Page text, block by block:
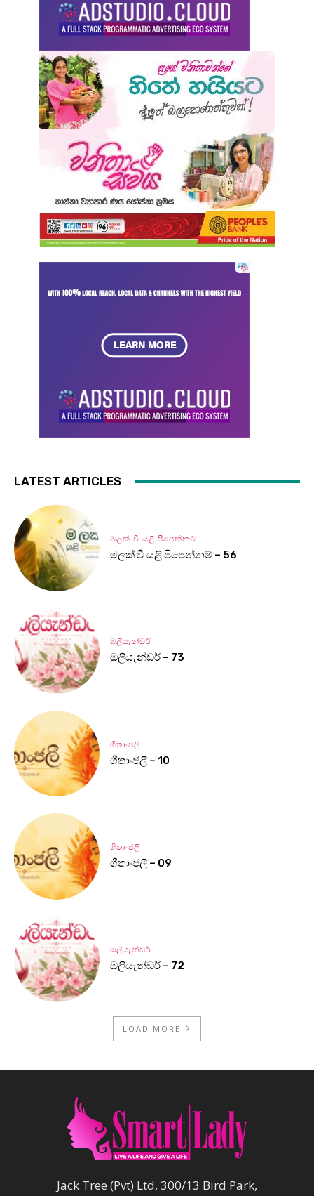
LATEST ARTICLES
මලක් වී යළි පිපෙන්නම්
මලක් වී යළි පිපෙන්නම් – 56
ඔලියැන්ඩර්
ඔලියැන්ඩර් – 73
ගීතාංජලී
ගීතාංජලී – 10
ගීතාංජලී
ගීතාංජලී – 09
ඔලියැන්ඩර්
ඔලියැන්ඩර් – 72
LOAD MORE
Jack Tree (Pvt) Ltd, 300/13 Bird Park,